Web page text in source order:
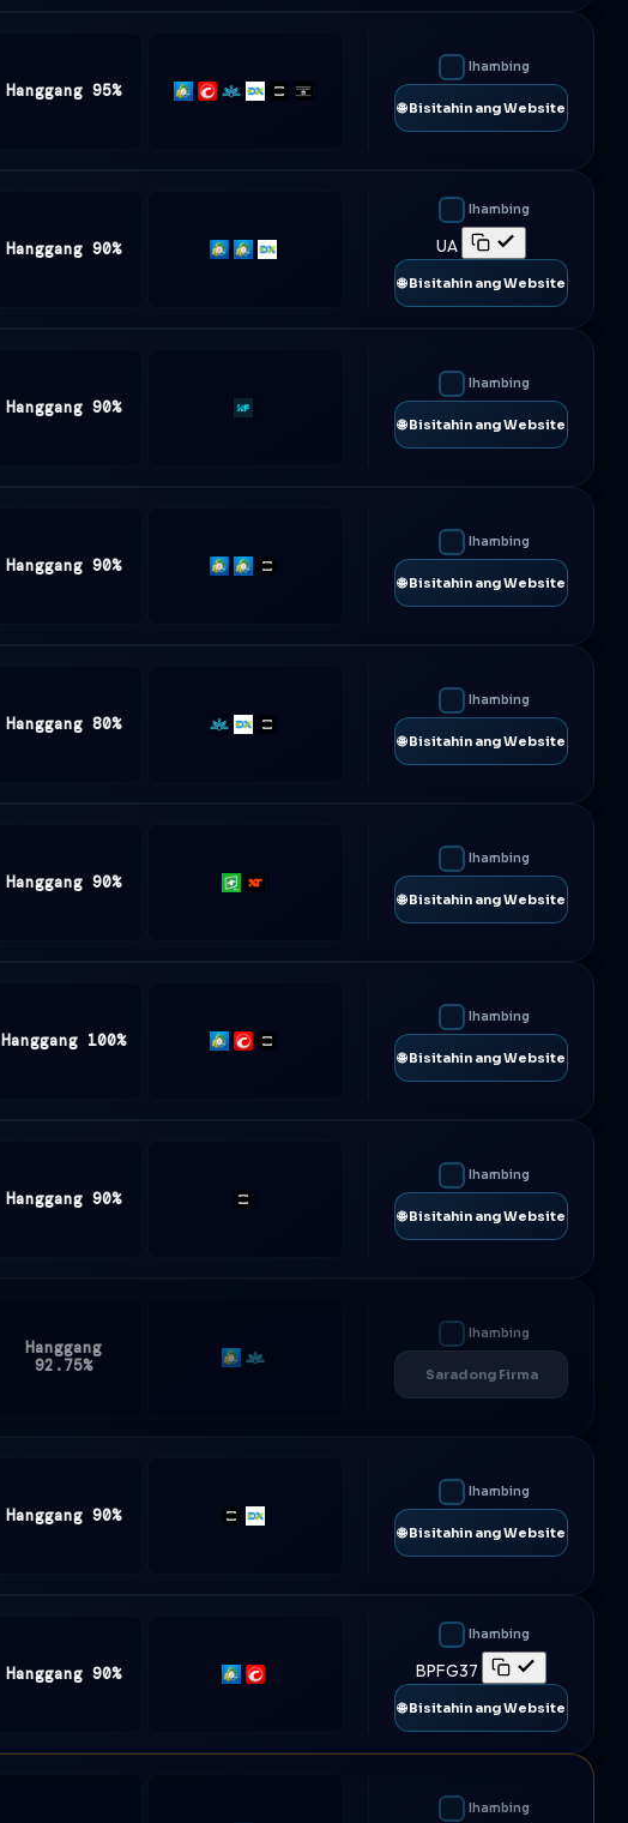
Hanggang 95% MT5cTrader
Match-
DXtrade
TradeLocker
Platform5
Ihambing
🌐 Bisitahin ang Website
Hanggang 90% MT4MT5DXtrade
Ihambing
UA
🌐 Bisitahin ang Website
Hanggang 90%
Rf-
Ihambing
🌐 Bisitahin ang Website
Hanggang 90% MT4MT5TradeLocker
Ihambing
🌐 Bisitahin ang Website
Hanggang 80%
Match-
DXtrade
TradeLocker
Ihambing
🌐 Bisitahin ang Website
Hanggang 90% Rithmic
NinjaTrader
Ihambing
🌐 Bisitahin ang Website
Hanggang 100% MT5cTrader
TradeLocker
Ihambing
🌐 Bisitahin ang Website
Hanggang 90% TradeLocker
Ihambing
🌐 Bisitahin ang Website
Hanggang
92.75%
MT5Match-
Ihambing
Saradong Firma
Hanggang 90% TradeLocker
DXtrade
Ihambing
🌐 Bisitahin ang Website
Hanggang 90% MT5cTrader
Ihambing
BPFG37
🌐 Bisitahin ang Website
Ihambing